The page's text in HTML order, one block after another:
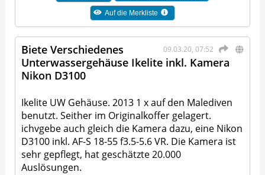
Auf die Merkliste
09.03.20, 07:52
Biete Verschiedenes
Unterwassergehäuse Ikelite inkl. Kamera
Nikon D3100
Ikelite UW Gehäuse. 2013 1 x auf den Malediven
benutzt. Seither im Originalkoffer gelagert.
ichvgebe auch gleich die Kamera dazu, eine Nikon
D3100 inkl. AF-S 18-55 f3.5-5.6 VR. Die Kamera ist
sehr gepflegt, hat geschätzte 20.000
Auslösungen.